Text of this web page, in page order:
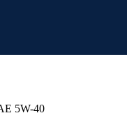
5W-40